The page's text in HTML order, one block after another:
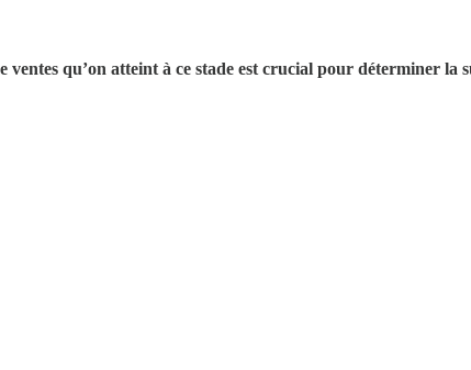
qu’on atteint à ce stade est crucial pour déterminer la